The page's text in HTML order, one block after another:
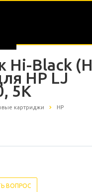
Hi-Black
HP LJ
5K
картриджи HP
ВОПРОС